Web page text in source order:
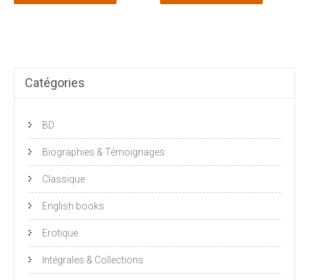
Catégories
BD
Biographies & Témoignages
Classique
English books
Erotique
Intégrales & Collections